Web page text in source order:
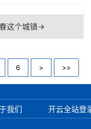
这个城镇→
6 > >>
我们 开云全站登